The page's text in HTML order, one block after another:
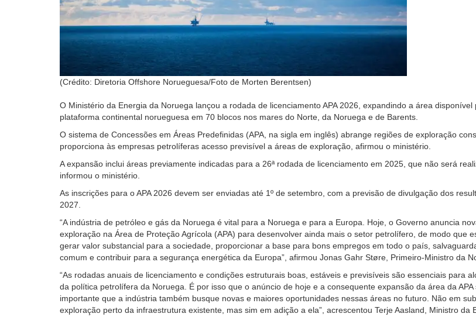
(Crédito: Diretoria Offshore Norueguesa/Foto de Morten Berentsen)
O Ministério da Energia da Noruega lançou a rodada de licenciamento APA 2026, expandindo a área disponível
plataforma continental norueguesa em 70 blocos nos mares do Norte, da Noruega e de Barents.
O sistema de Concessões em Áreas Predefinidas (APA, na sigla em inglês) abrange regiões de exploração
proporciona às empresas petrolíferas acesso previsível a áreas de exploração, afirmou o ministério.
A expansão inclui áreas previamente indicadas para a 26ª rodada de licenciamento em 2025, que não será
informou o ministério.
As inscrições para o APA 2026 devem ser enviadas até 1º de setembro, com a previsão de divulgação dos
2027.
“A indústria de petróleo e gás da Noruega é vital para a Noruega e para a Europa. Hoje, o Governo anuncia
exploração na Área de Proteção Agrícola (APA) para desenvolver ainda mais o setor petrolífero, de modo que
gerar valor substancial para a sociedade, proporcionar a base para bons empregos em todo o país,
comum e contribuir para a segurança energética da Europa”, afirmou Jonas Gahr Støre, Primeiro-Ministro da
“As rodadas anuais de licenciamento e condições estruturais boas, estáveis e previsíveis são essenciais para
da política petrolífera da Noruega. É por isso que o anúncio de hoje e a consequente expansão da área da
importante que a indústria também busque novas e maiores oportunidades nessas áreas no futuro. Não em
exploração perto da infraestrutura existente, mas sim em adição a ela”, acrescentou Terje Aasland, Ministro da